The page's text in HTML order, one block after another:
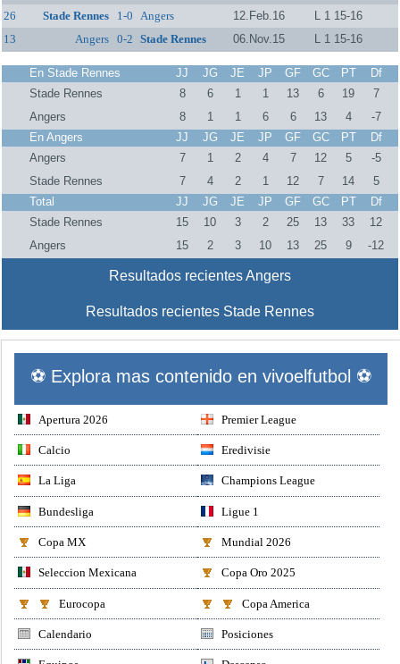
26
Stade Rennes 1-0 Angers 12.Feb.16
L 1 15-16
13
Angers 0-2 Stade Rennes 06.Nov.15 L 1 15-16
En Stade Rennes JJ JG JE JP GF GC PT
Df
Stade Rennes
8 6 1 1 13 6 19
7
Angers
8 1 1 6 6 13 4
-7
En Angers
JJ JG JE JP GF GC PT
Df
Angers
7 1 2 4 7 12 5
-5
Stade Rennes
7 4 2 1 12 7 14
5
Total
JJ JG JE JP GF GC PT
Df
Stade Rennes
15 10 3 2 25 13 33
12
Angers
15 2 3 10 13 25 9 -12
Resultados recientes Angers
Resultados recientes Stade Rennes
⚽ Explora mas contenido en vivoelfutbol ⚽
Apertura 2026 Premier League
Calcio Eredivisie
La Liga Champions League
Bundesliga Ligue 1
Copa MX Mundial 2026
Seleccion Mexicana Copa Oro 2025
Eurocopa Copa America
Calendario Posiciones